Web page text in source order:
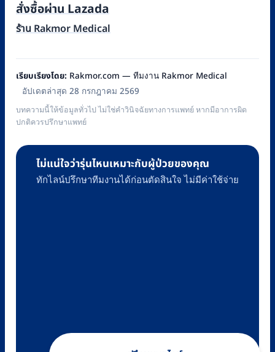
สั่งซื้อผ่าน Lazada
ร้าน Rakmor Medical
เรียบเรียงโดย: Rakmor.com — ทีมงาน Rakmor Medical
อัปเดตล่าสุด 28 กรกฎาคม 2569
บทความนี้ให้ข้อมูลทั่วไป ไม่ใช่คำวินิจฉัยทางการแพทย์ หากมีอาการผิด
ปกติควรปรึกษาแพทย์
ไม่แน่ใจว่ารุ่นไหนเหมาะกับผู้ป่วยของคุณ
ทักไลน์ปรึกษาทีมงานได้ก่อนตัดสินใจ ไม่มีค่าใช้จ่าย